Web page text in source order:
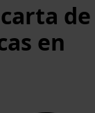
de
en